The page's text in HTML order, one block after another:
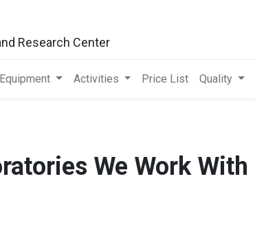
Research Center
Activities Price List Quality
We Work With